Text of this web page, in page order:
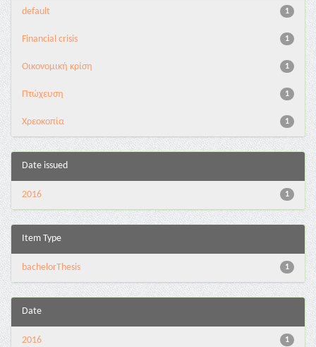
1
default
1
Financial crisis
1
Οικονομική κρίση
1
Πτώχευση
1
Χρεοκοπία
Date issued
1
2016
Item Type
1
bachelorThesis
Date
1
2016